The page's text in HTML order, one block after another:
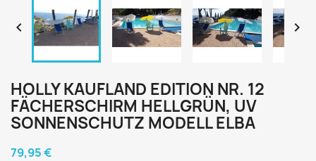
 
HOLLY KAUFLAND EDITION NR. 12
FÄCHERSCHIRM HELLGRÜN, UV
SONNENSCHUTZ MODELL ELBA
79,95 €